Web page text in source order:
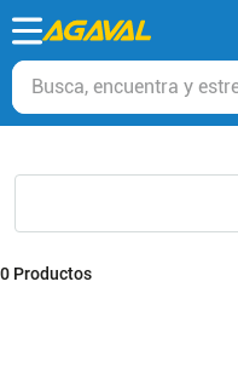
Busca, encuentra y estrena
0 Productos